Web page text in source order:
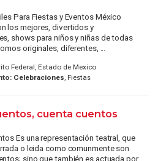
Para Fiestas y Eventos México
los mejores, divertidos y
shows para niños y niñas de todas
originales, diferentes, ...
Federal, Estado de Mexico
Celebraciones, Fiestas
cuenta cuentos
Es una representación teatral, que
o leida como comunmente son
sino que también es actuada por